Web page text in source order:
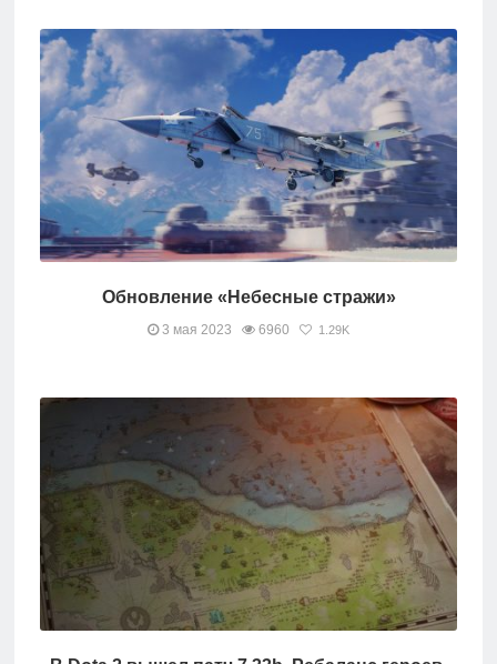
Обновление «Небесные стражи»
3 мая 2023 6960 1.29K